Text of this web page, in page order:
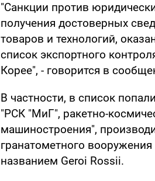
"Санкции против
получения достоверных
товаров и технологий,
список экспортного
Корее", - говорится в
В частности, в список
"РСК "МиГ", ракетно-
машиностроения",
гранатометного
названием Geroi Rossii.